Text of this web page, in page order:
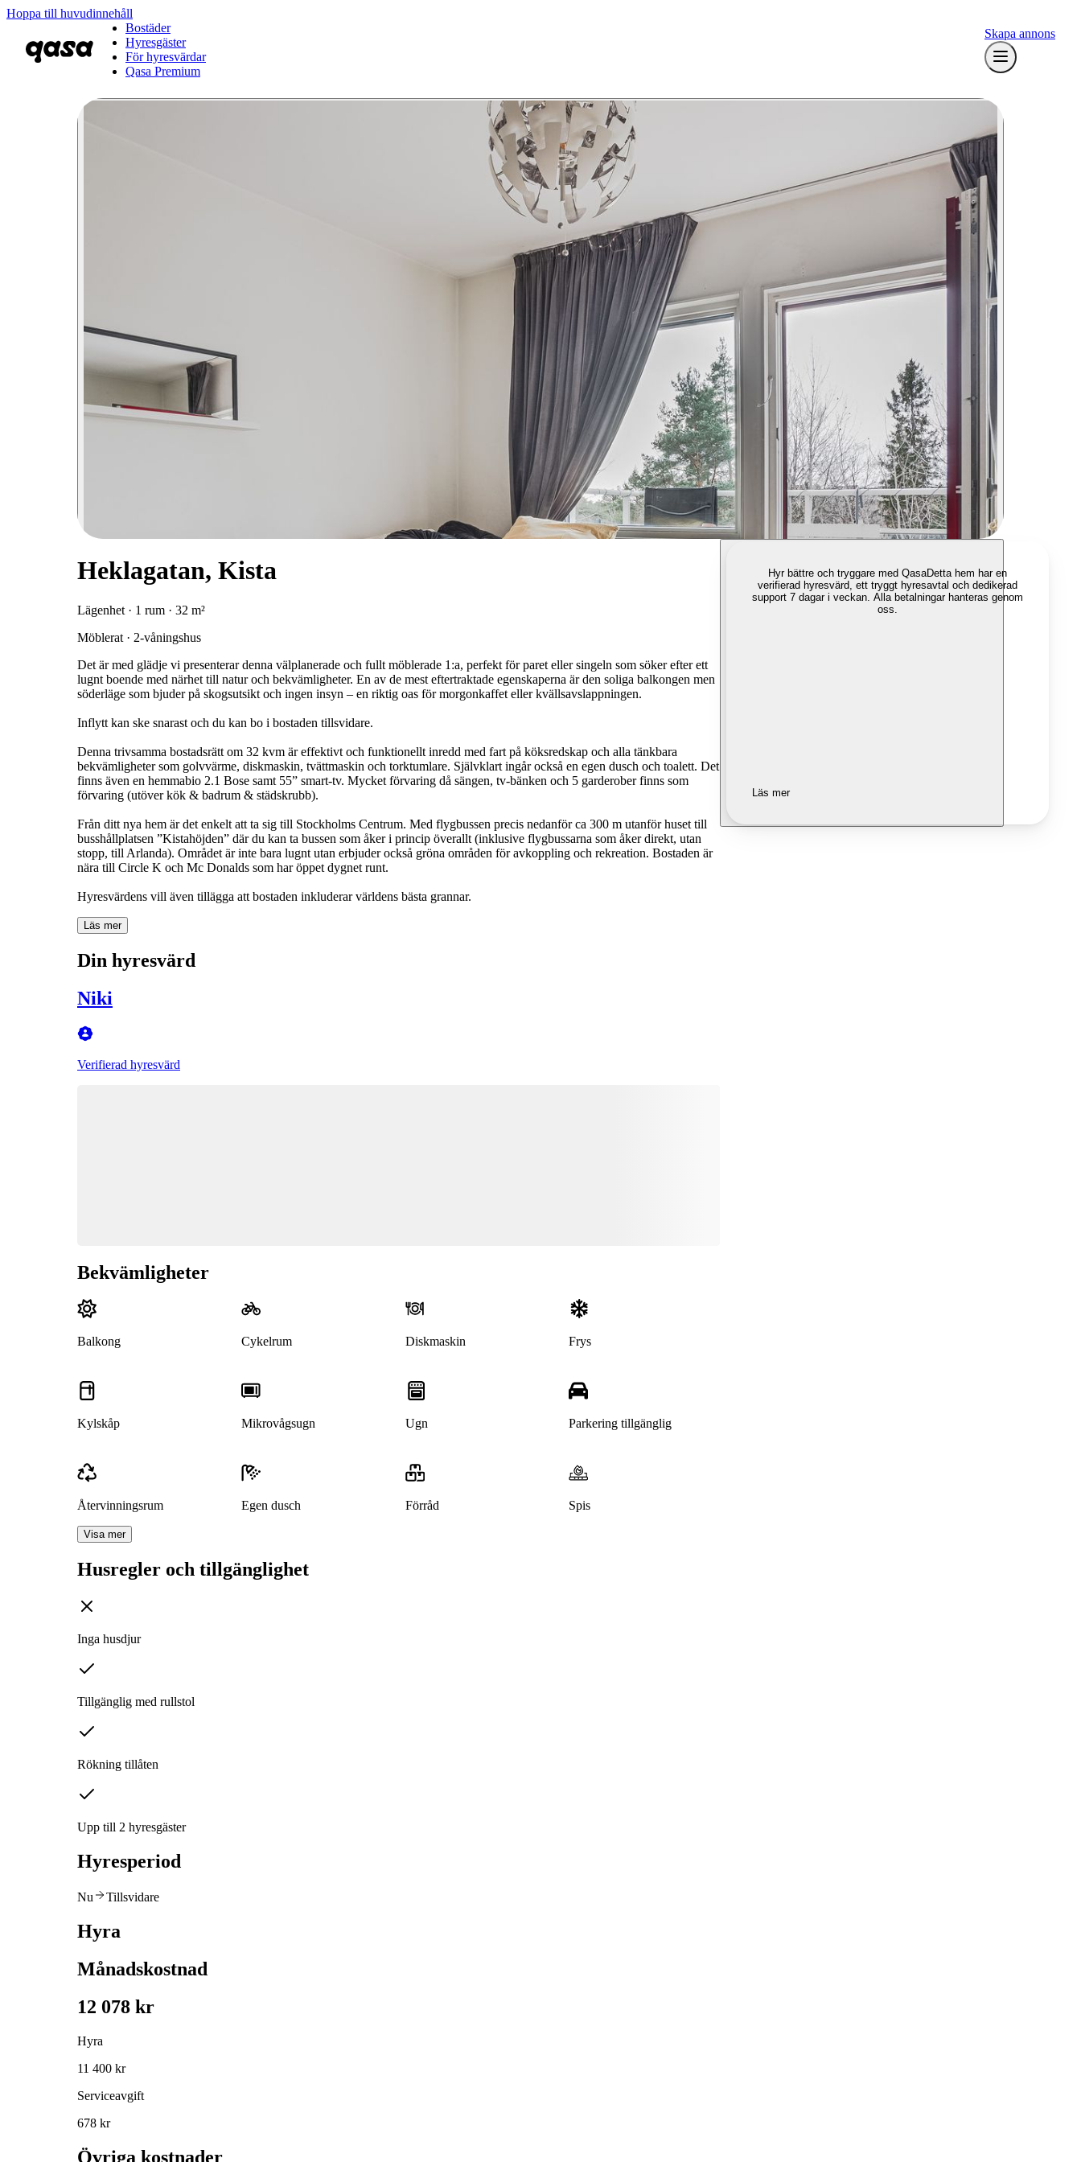
Hoppa till huvudinnehåll
Bostäder
Hyresgäster
För hyresvärdar
Qasa Premium
Skapa annons
Heklagatan, Kista
Lägenhet · 1 rum · 32 m²
Möblerat · 2-våningshus
Det är med glädje vi presenterar denna välplanerade och fullt möblerade 1:a, perfekt för paret eller singeln som söker efter ett
lugnt boende med närhet till natur och bekvämligheter. En av de mest eftertraktade egenskaperna är den soliga balkongen men
söderläge som bjuder på skogsutsikt och ingen insyn – en riktig oas för morgonkaffet eller kvällsavslappningen.
Inflytt kan ske snarast och du kan bo i bostaden tillsvidare.
Denna trivsamma bostadsrätt om 32 kvm är effektivt och funktionellt inredd med fart på köksredskap och alla tänkbara
bekvämligheter som golvvärme, diskmaskin, tvättmaskin och torktumlare. Självklart ingår också en egen dusch och toalett. Det
finns även en hemmabio 2.1 Bose samt 55” smart-tv. Mycket förvaring då sängen, tv-bänken och 5 garderober finns som
förvaring (utöver kök & badrum & städskrubb).
Från ditt nya hem är det enkelt att ta sig till Stockholms Centrum. Med flygbussen precis nedanför ca 300 m utanför huset till
busshållplatsen ”Kistahöjden” där du kan ta bussen som åker i princip överallt (inklusive flygbussarna som åker direkt, utan
stopp, till Arlanda). Området är inte bara lugnt utan erbjuder också gröna områden för avkoppling och rekreation. Bostaden är
nära till Circle K och Mc Donalds som har öppet dygnet runt.
Hyresvärdens vill även tillägga att bostaden inkluderar världens bästa grannar.
Läs mer
Din hyresvärd
Niki
Verifierad hyresvärd
Bekvämligheter
Balkong Cykelrum Diskmaskin Frys
Kylskåp Mikrovågsugn Ugn Parkering tillgänglig
Återvinningsrum Egen dusch Förråd Spis
Visa mer
Husregler och tillgänglighet
Inga husdjur
Tillgänglig med rullstol
Rökning tillåten
Upp till 2 hyresgäster
Hyresperiod
Nu Tillsvidare
Hyra
Månadskostnad
12 078 kr
Hyra
11 400 kr
Serviceavgift
678 kr
Övriga kostnader
Hyr bättre och tryggare med QasaDetta hem har en
verifierad hyresvärd, ett tryggt hyresavtal och dedikerad
support 7 dagar i veckan. Alla betalningar hanteras genom
oss.
Läs mer